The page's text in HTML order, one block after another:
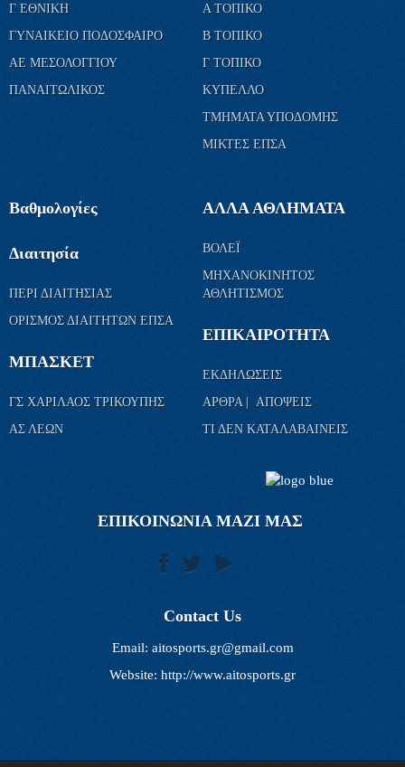
Γ ΕΘΝΙΚΗ
ΓΥΝΑΙΚΕΙΟ ΠΟΔΟΣΦΑΙΡΟ
ΑΕ ΜΕΣΟΛΟΓΓΙΟΥ
ΠΑΝΑΙΤΩΛΙΚΟΣ
Α ΤΟΠΙΚΟ
Β ΤΟΠΙΚΟ
Γ ΤΟΠΙΚΟ
ΚΥΠΕΛΛΟ
ΤΜΗΜΑΤΑ ΥΠΟΔΟΜΗΣ
ΜΙΚΤΕΣ ΕΠΣΑ
Βαθμολογίες
Διαιτησία
ΠΕΡΙ ΔΙΑΙΤΗΣΙΑΣ
ΟΡΙΣΜΟΣ ΔΙΑΙΤΗΤΩΝ ΕΠΣΑ
ΜΠΑΣΚΕΤ
ΓΣ ΧΑΡΙΛΑΟΣ ΤΡΙΚΟΥΠΗΣ
ΑΣ ΛΕΩΝ
ΑΛΛΑ ΑΘΛΗΜΑΤΑ
ΒΟΛΕΪ
ΜΗΧΑΝΟΚΙΝΗΤΟΣ
ΑΘΛΗΤΙΣΜΟΣ
ΕΠΙΚΑΙΡΟΤΗΤΑ
ΕΚΔΗΛΩΣΕΙΣ
ΑΡΘΡΑ | ΑΠΟΨΕΙΣ
ΤΙ ΔΕΝ ΚΑΤΑΛΑΒΑΙΝΕΙΣ
ΕΠΙΚΟΙΝΩΝΙΑ ΜΑΖΙ ΜΑΣ
Contact Us
Email: aitosports.gr@gmail.com
Website: http://www.aitosports.gr